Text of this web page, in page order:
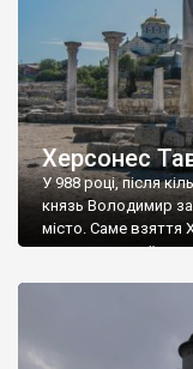
Херсонес
У 988 році, після
князь Володимир
місто. Саме
диктувати свої
Херсонесі
А потім було